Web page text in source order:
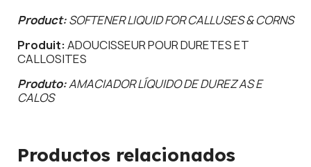
Product:SOFTENER LIQUID FOR CALLUSES & CORNS
Produit:ADOUCISSEUR POUR DURETES ET
CALLOSITES
Produto:AMACIADOR LÍQUIDO DE DUREZ AS E
CALOS
Productos relacionados